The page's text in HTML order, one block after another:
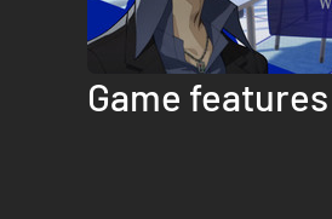
Game features